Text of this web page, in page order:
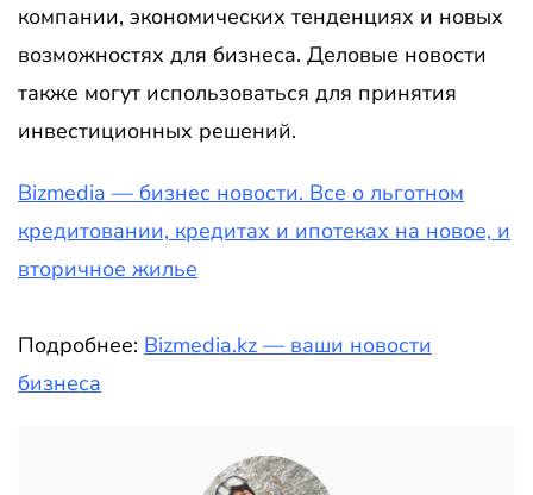
компании, экономических тенденциях и новых
возможностях для бизнеса. Деловые новости
также могут использоваться для принятия
инвестиционных решений.
Bizmedia — бизнес новости. Все о льготном
кредитовании, кредитах и ипотеках на новое, и
вторичное жилье
Подробнее: Bizmedia.kz — ваши новости
бизнеса